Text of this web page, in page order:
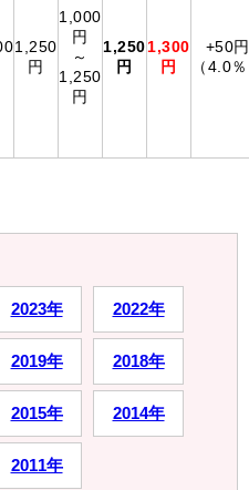
1,250
円
1,000
円
～
1,250
円
1,250
円
1,300
円
+50円
（4.0
2023年 2022年
2019年 2018年
2015年 2014年
2011年